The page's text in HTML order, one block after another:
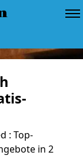
: Top-
in 2